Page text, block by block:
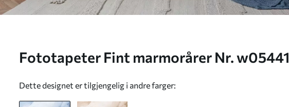
Fototapeter Fint marmorårer Nr. w05441
Dette designet er tilgjengelig i andre farger: